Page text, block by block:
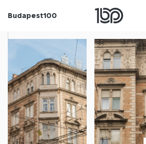
Budapest100